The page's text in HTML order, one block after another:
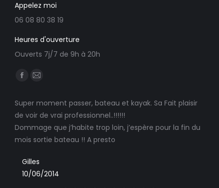
Appelez moi
06 08 80 38 19
Heures d'ouverture
Ouverts 7j/7 de 9h à 20h
Trouvez nous sur :
Facebook
opens
in
new
window
E-
page
opens
in
new
Super moment passer, bateau et kayak. Sa Fait plaisir
de voir de vrai professionnel..!!!!!!
Dommage que j’habite trop loin, j’espère pour la fin du
mois sortie bateau !! A presto
Gilles
10/06/2014